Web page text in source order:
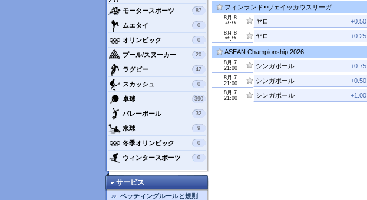
モータースポーツ 87
ムエタイ 0
オリンピック 0
プール/スヌーカー 20
ラグビー 42
スカッシュ 0
卓球 390
バレーボール 32
水球 9
冬季オリンピック 0
ウィンタースポーツ 0
サービス
ベッティングルールと規則
フィンランド･ヴェイッカウスリーガ
8月 8
**:**
+0.50
ヤロ
8月 8
**:**
+0.25
ヤロ
ASEAN Championship 2026
8月 7
21:00
+0.75
シンガポール
8月 7
21:00
+0.50
シンガポール
8月 7
21:00
+1.00
シンガポール